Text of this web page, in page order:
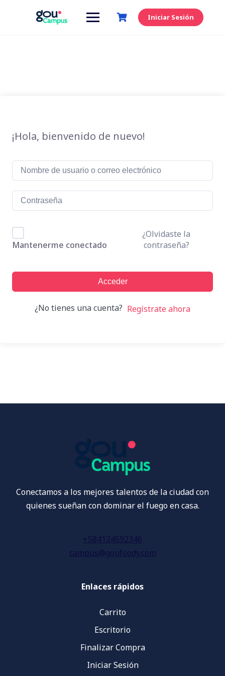
Iniciar Sesión
¡Hola, bienvenido de nuevo!
Mantenerme conectado
¿Olvidaste la
contraseña?
Acceder
¿No tienes una cuenta? Regístrate ahora
Conectamos a los mejores talentos de la ciudad con
quienes sueñan con dominar el fuego en casa.
+584124592346
campus@goufoody.com
Enlaces rápidos
Carrito
Escritorio
Finalizar Compra
Iniciar Sesión